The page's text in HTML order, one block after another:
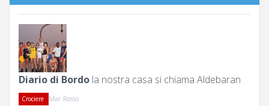
Diario di Bordo la nostra casa si chiama Aldebaran
Crociere Mar Rosso